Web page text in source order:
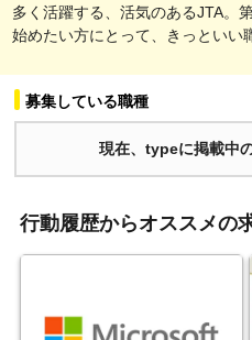
多く活躍する、活気のあるJTA。
始めたい方にとって、きっといい
募集している職種
現在、typeに掲載中
行動履歴からオススメの